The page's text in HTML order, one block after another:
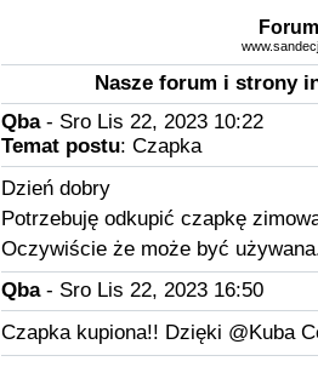
Nasze forum i strony
Qba- Sro Lis 22, 2023 10:22
Temat postu: Czapka
Dzień dobry
Potrzebuję odkupić czapkę
Oczywiście że może być
Qba- Sro Lis 22, 2023 16:50
Czapka kupiona!! Dzięki @Kuba